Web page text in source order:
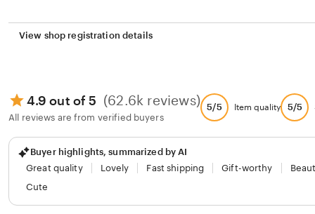
View shop registration details
4.9 out of 5 (62.6k reviews)
All reviews are from verified buyers
5/5 Item quality 5/5
Buyer highlights, summarized by AI
Great quality
Lovely Fast shipping Gift-worthy
Cute